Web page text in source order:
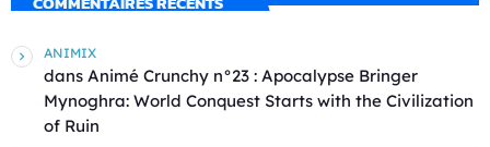
ANIMIX
dans Animé Crunchy n°23 : Apocalypse Bringer
Mynoghra: World Conquest Starts with the Civilization
of Ruin